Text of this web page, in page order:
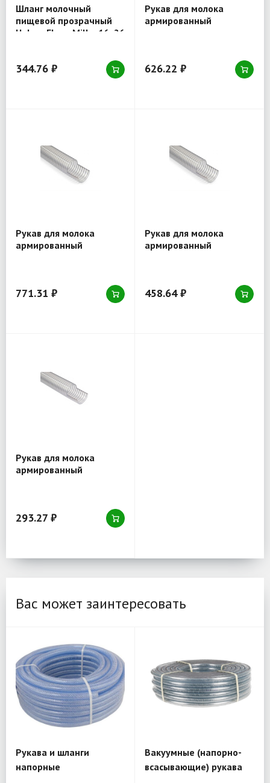
Шланг молочный
пищевой прозрачный
Holzer Flexo Milka 16x26
344.76 ₽
Рукав для молока
армированный
626.22 ₽
Рукав для молока
армированный
771.31 ₽
Рукав для молока
армированный
458.64 ₽
Рукав для молока
армированный
293.27 ₽
Вас может заинтересовать
Рукава и шланги
напорные
Вакуумные (напорно-
всасывающие) рукава